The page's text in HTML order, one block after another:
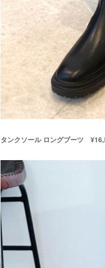
タンクソール ロングブーツ